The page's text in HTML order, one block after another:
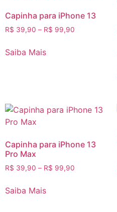
Capinha para iPhone 13
R$ 39,90 – R$ 99,90
Saiba Mais
Capinha para iPhone 13
Pro Max
R$ 39,90 – R$ 99,90
Saiba Mais